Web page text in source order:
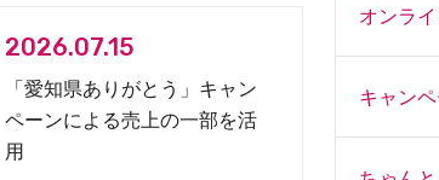
2026.07.15
「愛知県ありがとう」キャン
ペーンによる売上の一部を活
用
オンラ
キャン